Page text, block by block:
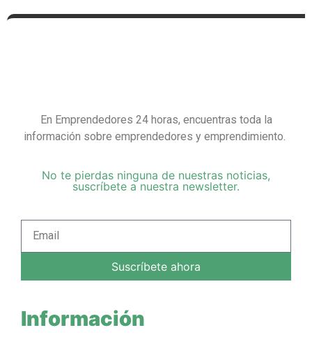
En Emprendedores 24 horas, encuentras toda la
información sobre emprendedores y emprendimiento.
No te pierdas ninguna de nuestras noticias,
suscríbete a nuestra newsletter.
Suscríbete ahora
Información